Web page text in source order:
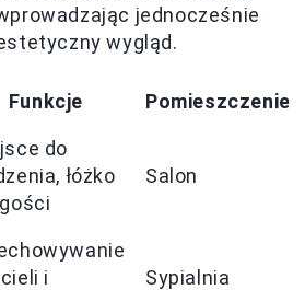
jednocześnie
wygląd.
Funkcje Pomieszczenie
do
łóżko
Salon
i
Sypialnia